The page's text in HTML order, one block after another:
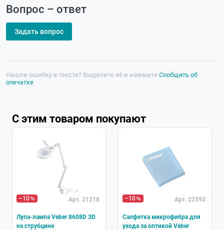
Вопрос – ответ
Задать вопрос
Нашли ошибку в тексте? Выделите её и нажмите Сообщить об
опечатке
С этим товаром покупают
–10 Арт. 21218
Лупа-лампа Veber 8608D 3D
на струбцине
–10 Арт. 22393
Салфетка микрофибра для
ухода за оптикой Veber